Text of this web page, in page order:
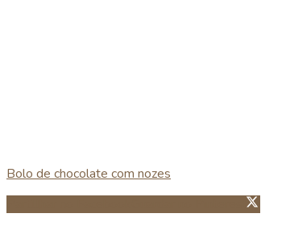
Bolo de chocolate com nozes
Guardar no Pinterest